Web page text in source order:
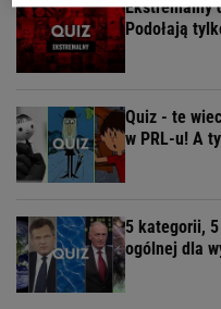
Ekstremalny
Podołają
Quiz - te
w PRL-u! A
5 kategorii,
ogólnej dla